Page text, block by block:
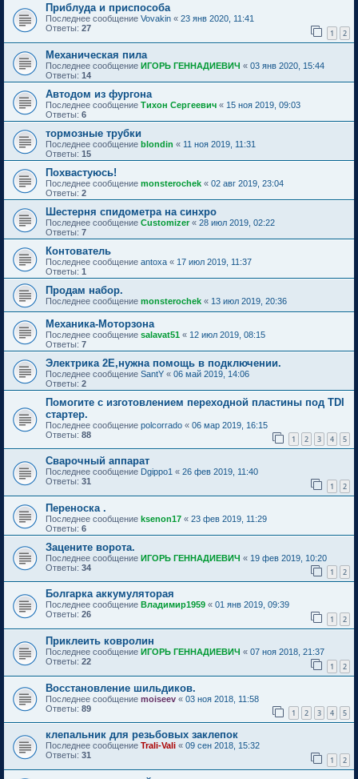
Приблуда и приспособа
Последнее сообщение Vovakin « 23 янв 2020, 11:41
Ответы: 27 1 2
Механическая пила
Последнее сообщение ИГОРЬ ГЕННАДИЕВИЧ « 03 янв 2020, 15:44
Ответы: 14
Автодом из фургона
Последнее сообщение Тихон Сергеевич « 15 ноя 2019, 09:03
Ответы: 6
тормозные трубки
Последнее сообщение blondin « 11 ноя 2019, 11:31
Ответы: 15
Похвастуюсь!
Последнее сообщение monsterochek « 02 авг 2019, 23:04
Ответы: 2
Шестерня спидометра на синхро
Последнее сообщение Customizer « 28 июл 2019, 02:22
Ответы: 7
Контователь
Последнее сообщение antoxa « 17 июл 2019, 11:37
Ответы: 1
Продам набор.
Последнее сообщение monsterochek « 13 июл 2019, 20:36
Механика-Моторзона
Последнее сообщение salavat51 « 12 июл 2019, 08:15
Ответы: 7
Электрика 2Е,нужна помощь в подключении.
Последнее сообщение SantY « 06 май 2019, 14:06
Ответы: 2
Помогите с изготовлением переходной пластины под TDI
стартер.
Последнее сообщение polcorrado « 06 мар 2019, 16:15
Ответы: 88 1 2 3 4 5
Сварочный аппарат
Последнее сообщение Dgippo1 « 26 фев 2019, 11:40
Ответы: 31 1 2
Переноска .
Последнее сообщение ksenon17 « 23 фев 2019, 11:29
Ответы: 6
Зацените ворота.
Последнее сообщение ИГОРЬ ГЕННАДИЕВИЧ « 19 фев 2019, 10:20
Ответы: 34 1 2
Болгарка аккумуляторая
Последнее сообщение Владимир1959 « 01 янв 2019, 09:39
Ответы: 26 1 2
Приклеить ковролин
Последнее сообщение ИГОРЬ ГЕННАДИЕВИЧ « 07 ноя 2018, 21:37
Ответы: 22 1 2
Восстановление шильдиков.
Последнее сообщение moiseev « 03 ноя 2018, 11:58
Ответы: 89 1 2 3 4 5
клепальник для резьбовых заклепок
Последнее сообщение Trali-Vali « 09 сен 2018, 15:32
Ответы: 31 1 2